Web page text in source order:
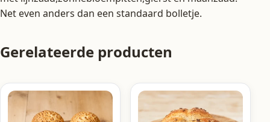
Net even anders dan een standaard bolletje.
Gerelateerde producten